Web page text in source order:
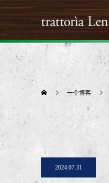
一个博客
2024.07.31